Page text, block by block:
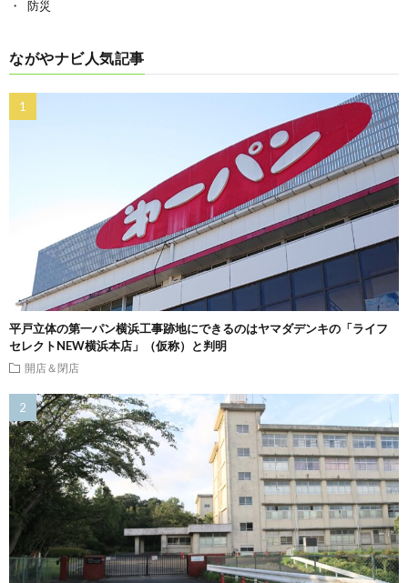
防災
ながやナビ人気記事
平戸立体の第一パン横浜工事跡地にできるのはヤマダデンキの「ライフ
セレクトNEW横浜本店」（仮称）と判明
開店＆閉店